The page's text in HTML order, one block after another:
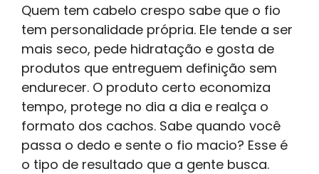
Quem tem cabelo crespo sabe que o fio
tem personalidade própria. Ele tende a ser
mais seco, pede hidratação e gosta de
produtos que entreguem definição sem
endurecer. O produto certo economiza
tempo, protege no dia a dia e realça o
formato dos cachos. Sabe quando você
passa o dedo e sente o fio macio? Esse é
o tipo de resultado que a gente busca.